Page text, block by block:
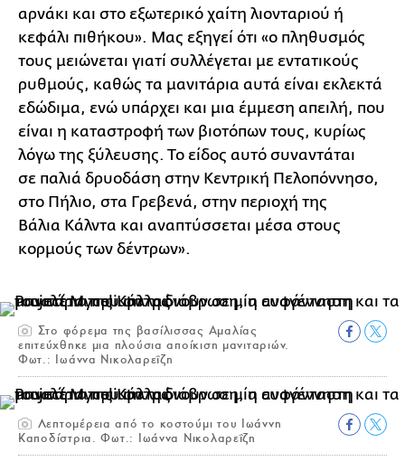
αρνάκι και στο εξωτερικό χαίτη λιονταριού ή
κεφάλι πιθήκου». Μας εξηγεί ότι «ο πληθυσμός
τους μειώνεται γιατί συλλέγεται με εντατικούς
ρυθμούς, καθώς τα μανιτάρια αυτά είναι εκλεκτά
εδώδιμα, ενώ υπάρχει και μια έμμεση απειλή, που
είναι η καταστροφή των βιοτόπων τους, κυρίως
λόγω της ξύλευσης. Το είδος αυτό συναντάται
σε παλιά δρυοδάση στην Κεντρική Πελοπόννησο,
στο Πήλιο, στα Γρεβενά, στην περιοχή της
Βάλια Κάλντα και αναπτύσσεται μέσα στους
κορμούς των δέντρων».
Στο φόρεμα της βασίλισσας Αμαλίας
επιτεύχθηκε μια πλούσια αποίκιση μανιταριών.
Φωτ.: Ιωάννα Νικολαρεΐζη
Λεπτομέρεια από το κοστούμι του Ιωάννη
Καποδίστρια. Φωτ.: Ιωάννα Νικολαρεΐζη